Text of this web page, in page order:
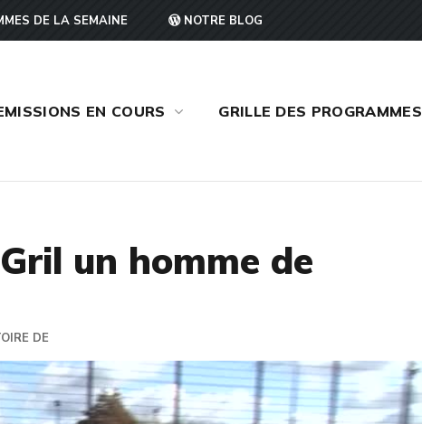
DE LA SEMAINE NOTRE BLOG
EN COURS GRILLE DES PROGRAMMES
un homme de
DE